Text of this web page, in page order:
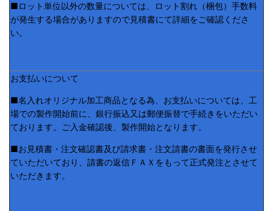
■ロット単位以外の数量については、ロット割れ（梱包）手数料
が発生する場合がありますので見積書にて詳細をご確認くださ
い。
お支払いについて
■名入れオリジナル加工商品となる為、お支払いについては、工
場での製作開始前に、銀行振込又は郵便振替で手続きをいただい
ております。ご入金確認後、製作開始となります。
■お見積書・注文確認書及び請求書・注文請書の書面を発行させ
ていただいており、請書の返信ＦＡＸをもって正式発注とさせて
いただきます。